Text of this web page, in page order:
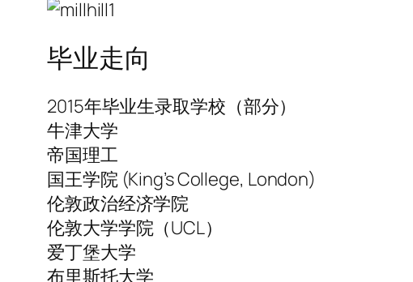
毕业走向
2015年毕业生录取学校（部分）
牛津大学
帝国理工
国王学院 (King’s College, London)
伦敦政治经济学院
伦敦大学学院（UCL）
爱丁堡大学
布里斯托大学